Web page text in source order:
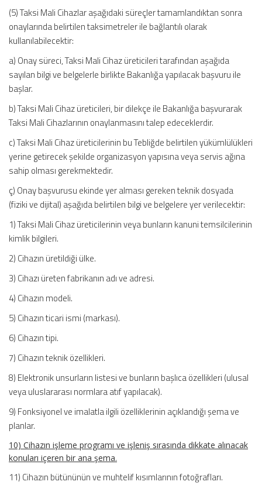
(5) Taksi Mali Cihazlar aşağıdaki süreçler tamamlandıktan sonra
onaylarında belirtilen taksimetreler ile bağlantılı olarak
kullanılabilecektir:
a) Onay süreci, Taksi Mali Cihaz üreticileri tarafından aşağıda
sayılan bilgi ve belgelerle birlikte Bakanlığa yapılacak başvuru ile
başlar.
b) Taksi Mali Cihaz üreticileri, bir dilekçe ile Bakanlığa başvurarak
Taksi Mali Cihazlarının onaylanmasını talep edeceklerdir.
c) Taksi Mali Cihaz üreticilerinin bu Tebliğde belirtilen yükümlülükleri
yerine getirecek şekilde organizasyon yapısına veya servis ağına
sahip olması gerekmektedir.
ç) Onay başvurusu ekinde yer alması gereken teknik dosyada
(fiziki ve dijital) aşağıda belirtilen bilgi ve belgelere yer verilecektir:
1) Taksi Mali Cihaz üreticilerinin veya bunların kanuni temsilcilerinin
kimlik bilgileri.
2) Cihazın üretildiği ülke.
3) Cihazı üreten fabrikanın adı ve adresi.
4) Cihazın modeli.
5) Cihazın ticari ismi (markası).
6) Cihazın tipi.
7) Cihazın teknik özellikleri.
8) Elektronik unsurların listesi ve bunların başlıca özellikleri (ulusal
veya uluslararası normlara atıf yapılacak).
9) Fonksiyonel ve imalatla ilgili özelliklerinin açıklandığı şema ve
planlar.
10) Cihazın işleme programı ve işleniş sırasında dikkate alınacak
konuları içeren bir ana şema.
11) Cihazın bütününün ve muhtelif kısımlarının fotoğrafları.